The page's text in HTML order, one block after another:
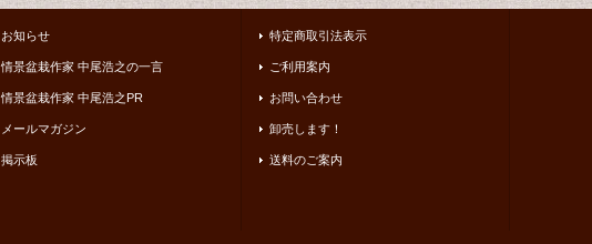
お知らせ
情景盆栽作家 中尾浩之の一言
情景盆栽作家 中尾浩之PR
メールマガジン
掲示板
特定商取引法表示
ご利用案内
お問い合わせ
卸売します！
送料のご案内